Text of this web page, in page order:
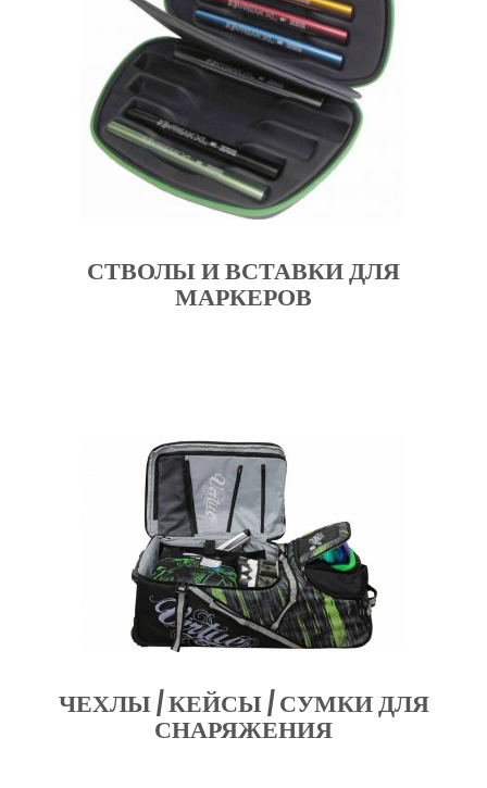
СТВОЛЫ И ВСТАВКИ ДЛЯ
МАРКЕРОВ
ЧЕХЛЫ / КЕЙСЫ / СУМКИ ДЛЯ
СНАРЯЖЕНИЯ